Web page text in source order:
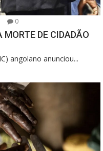
0
MORTE DE CIDADÃO
angolano anunciou...